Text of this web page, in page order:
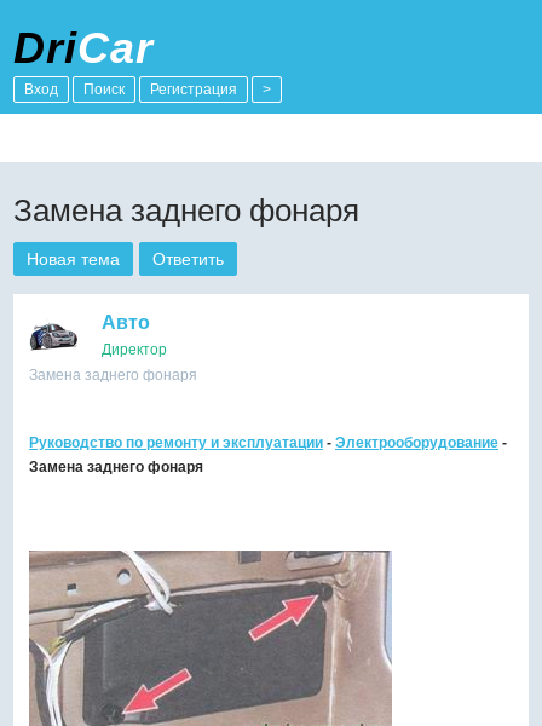
DriCar
Вход Поиск Регистрация >
Замена заднего фонаря
Новая тема Ответить
Авто
Директор
Замена заднего фонаря
Руководство по ремонту и эксплуатации- Электрооборудование-
Замена заднего фонаря